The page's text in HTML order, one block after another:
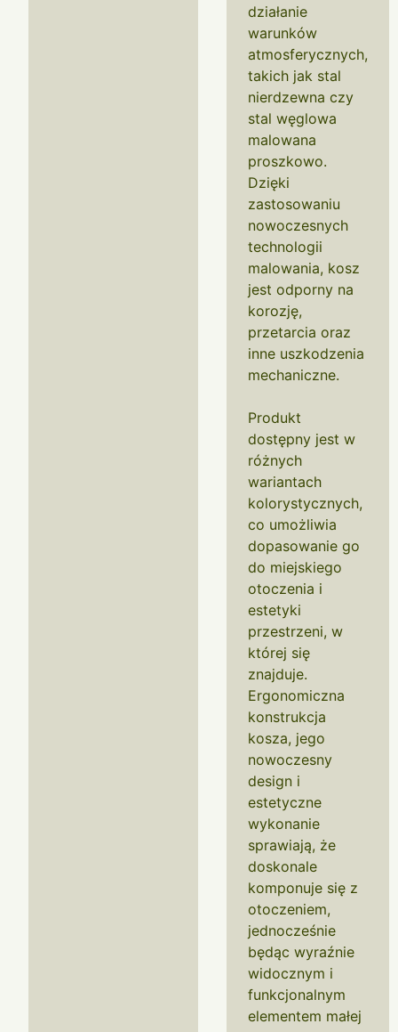
działanie
warunków
atmosferycznych,
takich jak stal
nierdzewna czy
stal węglowa
malowana
proszkowo.
Dzięki
zastosowaniu
nowoczesnych
technologii
malowania, kosz
jest odporny na
korozję,
przetarcia oraz
inne uszkodzenia
mechaniczne.
Produkt
dostępny jest w
różnych
wariantach
kolorystycznych,
co umożliwia
dopasowanie go
do miejskiego
otoczenia i
estetyki
przestrzeni, w
której się
znajduje.
Ergonomiczna
konstrukcja
kosza, jego
nowoczesny
design i
estetyczne
wykonanie
sprawiają, że
doskonale
komponuje się z
otoczeniem,
jednocześnie
będąc wyraźnie
widocznym i
funkcjonalnym
elementem małej